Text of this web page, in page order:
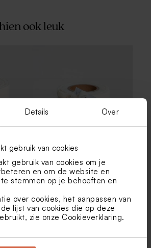
Details Over
gebruik van cookies
gebruik van cookies om je
en om de website en
stemmen op je behoeften en
over cookies, het aanpassen van
lijst van cookies die op deze
zie onze Cookieverklaring.
Gepersonaliseerd potlood
met beige molentje
ook leuk
Katoenen lint beige small